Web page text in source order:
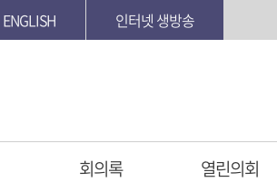
ENGLISH 인터넷 생방송
회의록 열린의회